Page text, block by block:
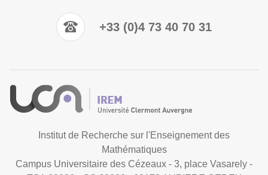
+33 (0)4 73 40 70 31
Institut de Recherche sur l'Enseignement des
Mathématiques
Campus Universitaire des Cézeaux - 3, place Vasarely -